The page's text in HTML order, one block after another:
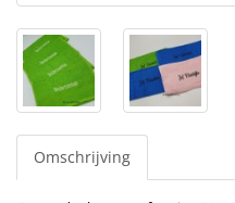
Omschrijving